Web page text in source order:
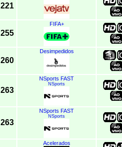
221
255
FIFA+
260
Desimpedidos
263
NSports FAST
NSports
263
NSports FAST
NSports
Acelerados